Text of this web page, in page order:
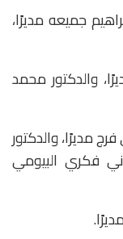
جميعه مديرًا،
والدكتور محمد
مديرًا، والدكتور
فكري البيومي